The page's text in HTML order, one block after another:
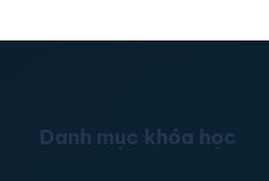
Danh mục khóa học